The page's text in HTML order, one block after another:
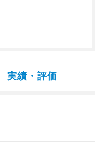
実績・評価